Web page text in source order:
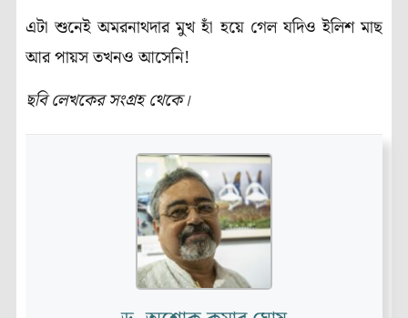
এটা শুনেই অমরনাথদার মুখ হাঁ হয়ে গেল যদিও ইলিশ মাছ
আর পায়স তখনও আসেনি!
ছবি লেখকের সংগ্রহ থেকে।